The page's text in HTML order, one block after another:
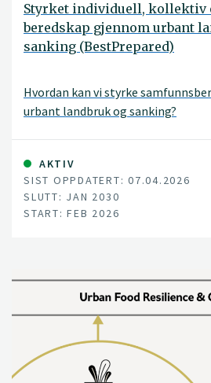
Styrket individuell, kollektiv
beredskap gjennom urbant
sanking (BestPrepared)
Hvordan kan vi styrke
urbant landbruk og sanking?
AKTIV
SIST OPPDATERT: 07.04.2026
SLUTT: JAN 2030
START: FEB 2026